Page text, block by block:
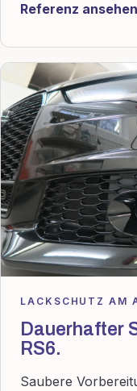
Referenz ansehen
LACKSCHUTZ AM
Dauerhafter
RS6.
Saubere